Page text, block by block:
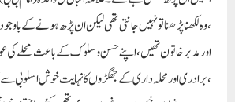
، وہ لکھنا پڑھنا تو نہیں جانتی تھی لیکن ان پڑھ ہونے کے
اور مدبر خاتون تھیں ، اپنے حسن و سلوک کے باعث محلے کی
، برادری اور محلہ داری کے جھگڑوں کا نہایت خوش اسلوبی